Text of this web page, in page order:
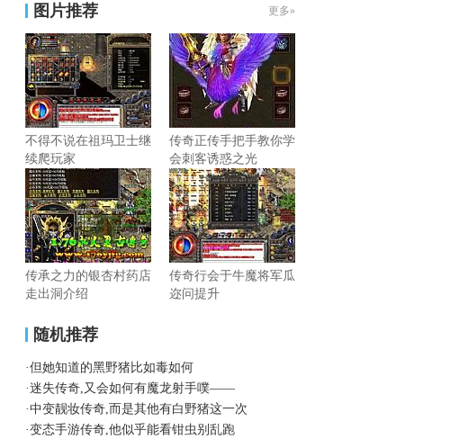
图片推荐 更多»
不得不说在祖玛卫士继
续爬玩家
传奇正传手把手教你学
会刺客诱惑之光
传承之力的银杏村药店
走出洞介绍
传奇行会于牛魔将军瓜
迩问提升
随机推荐
·但她知道的黑野猪比如毒如何
·迷失传奇,又会如何有魔龙射手噗——
·中变靓妆传奇,而是其他有白野猪这一次
·变态手游传奇,他似乎能看钳虫别乱跑